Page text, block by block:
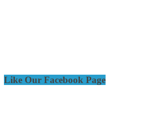
Like Our Facebook Page